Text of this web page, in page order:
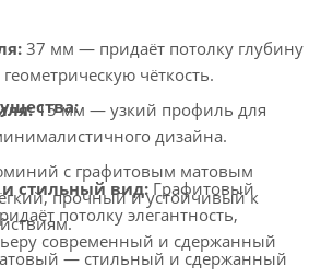
37 мм — придаёт потолку глубину
чёткость.
15 мм — узкий профиль для
дизайна.
с графитовым матовым
прочный и устойчивый к
— стильный и сдержанный
стильный вид: Графитовый
потолку элегантность,
современный и сдержанный